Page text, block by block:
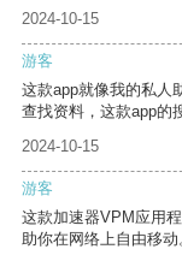
2024-10-15
游客
这款app就像我的私人
查找资料，这款app的
2024-10-15
游客
这款加速器VPM应用
助你在网络上自由移动